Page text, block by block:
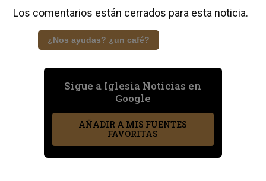
Los comentarios están cerrados para esta noticia.
¿Nos ayudas? ¿un café?
Sigue a Iglesia Noticias en
Google
AÑADIR A MIS FUENTES
FAVORITAS